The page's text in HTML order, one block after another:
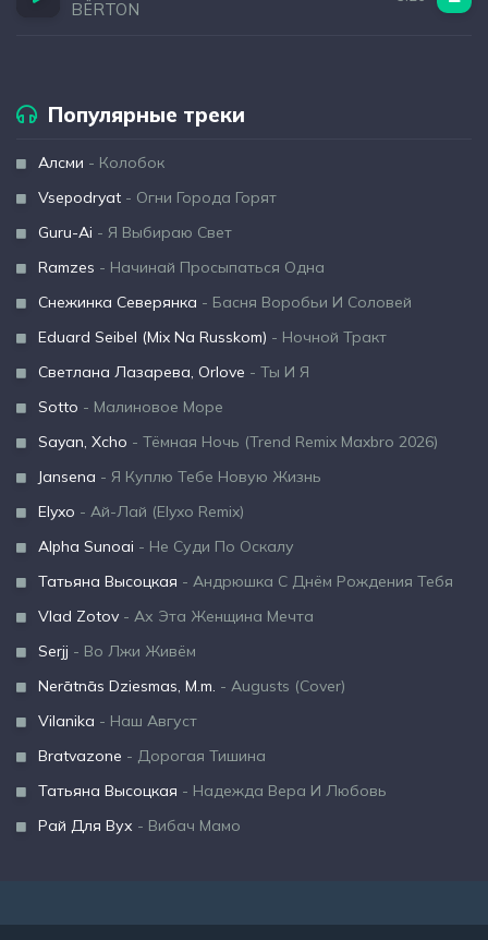
BЁRTON
Популярные треки
Алсми - Колобок
Vsepodryat - Огни Города Горят
Guru-Ai - Я Выбираю Свет
Ramzes - Начинай Просыпаться Одна
Снежинка Северянка - Басня Воробьи И Соловей
Eduard Seibel (Mix Na Russkom) - Ночной Тракт
Светлана Лазарева, Orlove - Ты И Я
Sotto - Малиновое Море
Sayan, Xcho - Тёмная Ночь (Trend Remix Maxbro 2026)
Jansena - Я Куплю Тебе Новую Жизнь
Elyxo - Ай-Лай (Elyxo Remix)
Alpha Sunoai - Не Суди По Оскалу
Татьяна Высоцкая - Андрюшка С Днём Рождения Тебя
Vlad Zotov - Ах Эта Женщина Мечта
Serjj - Во Лжи Живём
Nerātnās Dziesmas, M.m. - Augusts (Cover)
Vilanika - Наш Август
Bratvazone - Дорогая Тишина
Татьяна Высоцкая - Надежда Вера И Любовь
Рай Для Вух - Вибач Мамо